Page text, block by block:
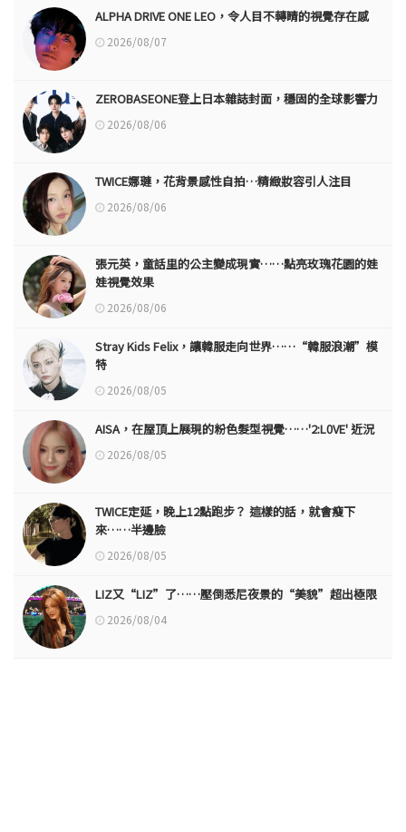
ALPHA DRIVE ONE LEO，令人目不轉睛的視覺存在感
2026/08/07
ZEROBASEONE登上日本雜誌封面，穩固的全球影響力
2026/08/06
TWICE娜璉，花背景感性自拍…精緻妝容引人注目
2026/08/06
張元英，童話里的公主變成現實……點亮玫瑰花園的娃
娃視覺效果
2026/08/06
Stray Kids Felix，讓韓服走向世界……“韓服浪潮”模
特
2026/08/05
AISA，在屋頂上展現的粉色髮型視覺……'2:L0VE' 近況
2026/08/05
TWICE定延，晚上12點跑步？ 這樣的話，就會瘦下
來……半邊臉
2026/08/05
LIZ又“LIZ”了……壓倒悉尼夜景的“美貌”超出極限
2026/08/04